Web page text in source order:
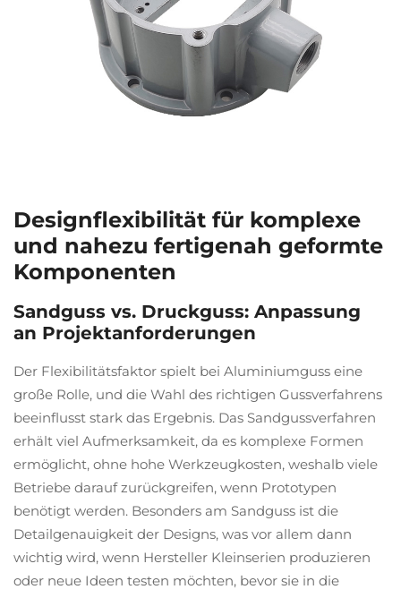
Designflexibilität für komplexe
und nahezu fertigenah geformte
Komponenten
Sandguss vs. Druckguss: Anpassung
an Projektanforderungen
Der Flexibilitätsfaktor spielt bei Aluminiumguss eine
große Rolle, und die Wahl des richtigen Gussverfahrens
beeinflusst stark das Ergebnis. Das Sandgussverfahren
erhält viel Aufmerksamkeit, da es komplexe Formen
ermöglicht, ohne hohe Werkzeugkosten, weshalb viele
Betriebe darauf zurückgreifen, wenn Prototypen
benötigt werden. Besonders am Sandguss ist die
Detailgenauigkeit der Designs, was vor allem dann
wichtig wird, wenn Hersteller Kleinserien produzieren
oder neue Ideen testen möchten, bevor sie in die